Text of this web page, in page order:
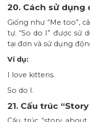
20. Cách sử dụng
Giống như “Me too”,
tự. “So do I” được sử
tại đơn và sử dụng
Ví dụ:
I love kittens.
So do I.
21. Cấu trúc